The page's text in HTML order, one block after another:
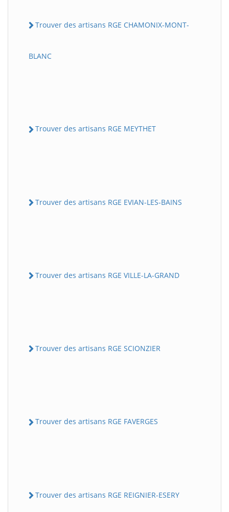
Trouver des artisans RGE CHAMONIX-MONT-
BLANC
Trouver des artisans RGE MEYTHET
Trouver des artisans RGE EVIAN-LES-BAINS
Trouver des artisans RGE VILLE-LA-GRAND
Trouver des artisans RGE SCIONZIER
Trouver des artisans RGE FAVERGES
Trouver des artisans RGE REIGNIER-ESERY